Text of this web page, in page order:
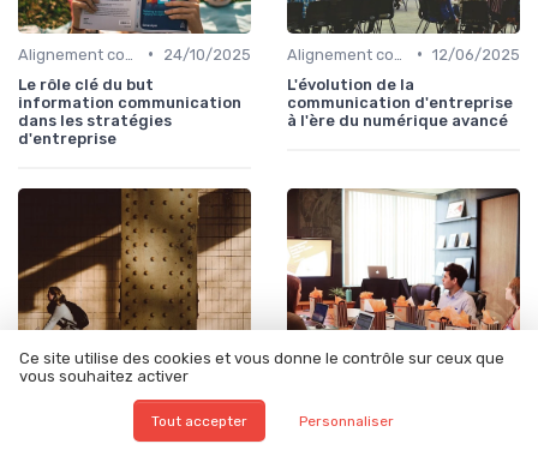
•
24/10/2025
Le rôle clé du but
information communication
dans les stratégies
d'entreprise
• 12/06/2025
L'évolution de la
communication d'entreprise
à l'ère du numérique avancé
• 22/01/2026
Ce site utilise des cookies et vous donne le contrôle sur ceux que
vous souhaitez activer
Tout accepter Personnaliser